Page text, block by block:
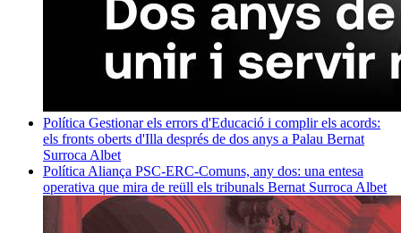
Política Gestionar els errors d'Educació i complir els acords:
els fronts oberts d'Illa després de dos anys a Palau Bernat
Surroca Albet
Política Aliança PSC-ERC-Comuns, any dos: una entesa
operativa que mira de reüll els tribunals Bernat Surroca Albet